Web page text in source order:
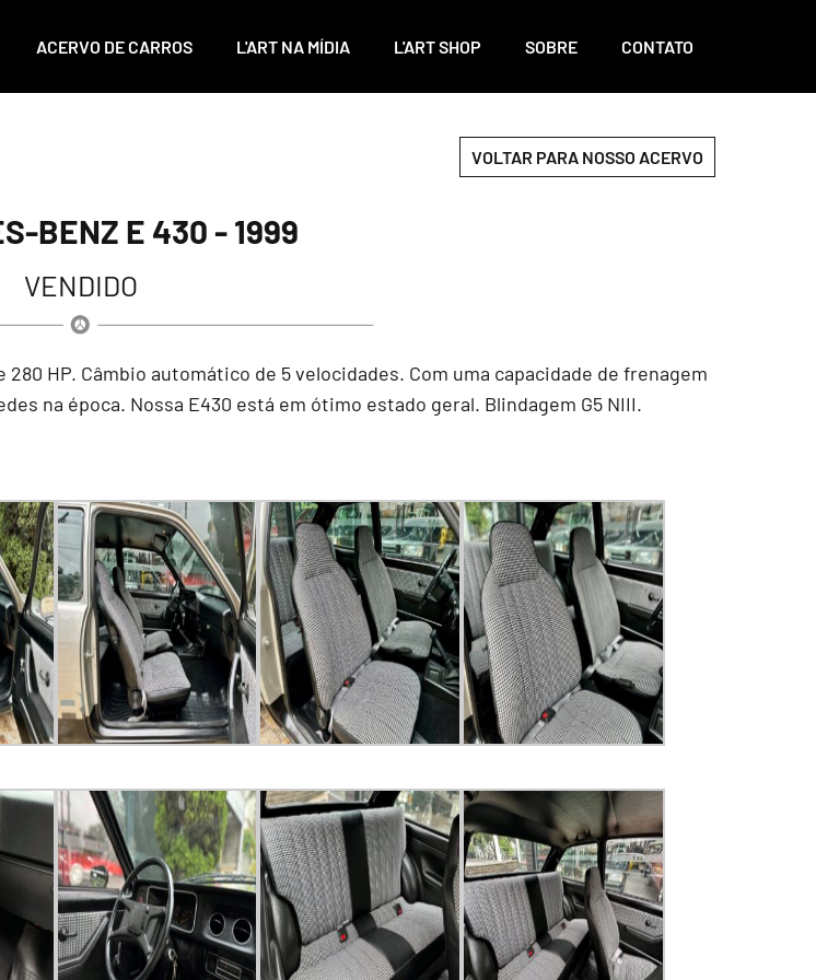
ACERVO DE CARROS L'ART NA MÍDIA L'ART SHOP SOBRE CONTATO
VOLTAR PARA NOSSO ACERVO
BENZ E 430 - 1999
VENDIDO
HP. Câmbio automático de 5 velocidades. Com uma capacidade de frenagem
na época. Nossa E430 está em ótimo estado geral. Blindagem G5 NIII.